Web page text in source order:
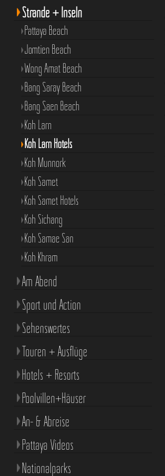
Strände + Inseln
Pattaya Beach
Jomtien Beach
Wong Amat Beach
Bang Saray Beach
Bang Saen Beach
Koh Larn
Koh Larn Hotels
Koh Munnork
Koh Samet
Koh Samet Hotels
Koh Sichang
Koh Samae San
Koh Khram
Am Abend
Sport und Action
Sehenswertes
Touren + Ausflüge
Hotels + Resorts
Poolvillen+Häuser
An- & Abreise
Pattaya Videos
Nationalparks